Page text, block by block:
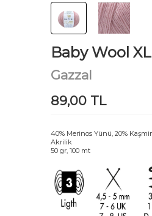
Baby Wool
Gazzal
89,00 TL
40% Merinos Yünü, 20%
Akrilik
50 gr, 100 mt